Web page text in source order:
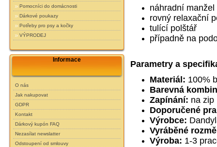
Pomocníci do domácnosti
Dárkové poukazy
Potřeby pro psy a kočky
VÝPRODEJ
Informace
O nás
Jak nakupovat
GDPR
Kontakt
Dárkový kupón FAQ
Nezasílat newslatter
Odstoupení od smlouvy
náhradní manžel
rovný relaxační
tulící polštář
případně na
Parametry a
Materiál: 100%
Barevná
Zapínání: na zip
Doporučené
Výrobce:
Vyráběné
Výroba: 1-3